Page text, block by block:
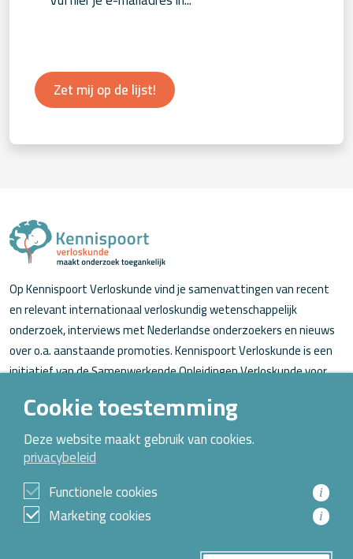
Zet mij op de lijst!
Op Kennispoort Verloskunde vind je samenvattingen van recent
en relevant internationaal verloskundig wetenschappelijk
onderzoek, interviews met Nederlandse onderzoekers en nieuws
over o.a. aanstaande promoties. Kennispoort Verloskunde is een
initiatief van de Samenwerkende Opleidingen Verloskunde voor
Over Kennispoort Verloskunde
Contact
Archief
Cookie toestemming
Deze website maakt gebruik van cookies.
privacybeleid
Functionele cookies
i
Marketing cookies i